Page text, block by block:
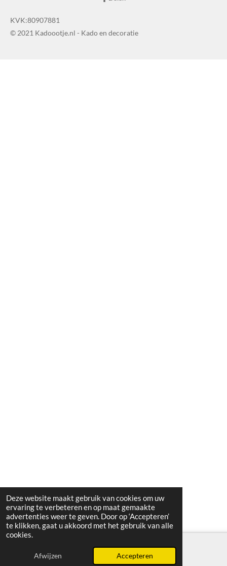
Deze website maakt gebruik van cookies om uw
ervaring te verbeteren en op maat gemaakte
advertenties weer te geven. Door op ‘Accepteren’
te klikken, gaat u akkoord met het gebruik van alle
cookies.
Afwijzen Accepteren
KVK:80907881
© 2021 Kadoootje.nl - Kado en decoratie
WhatsApp